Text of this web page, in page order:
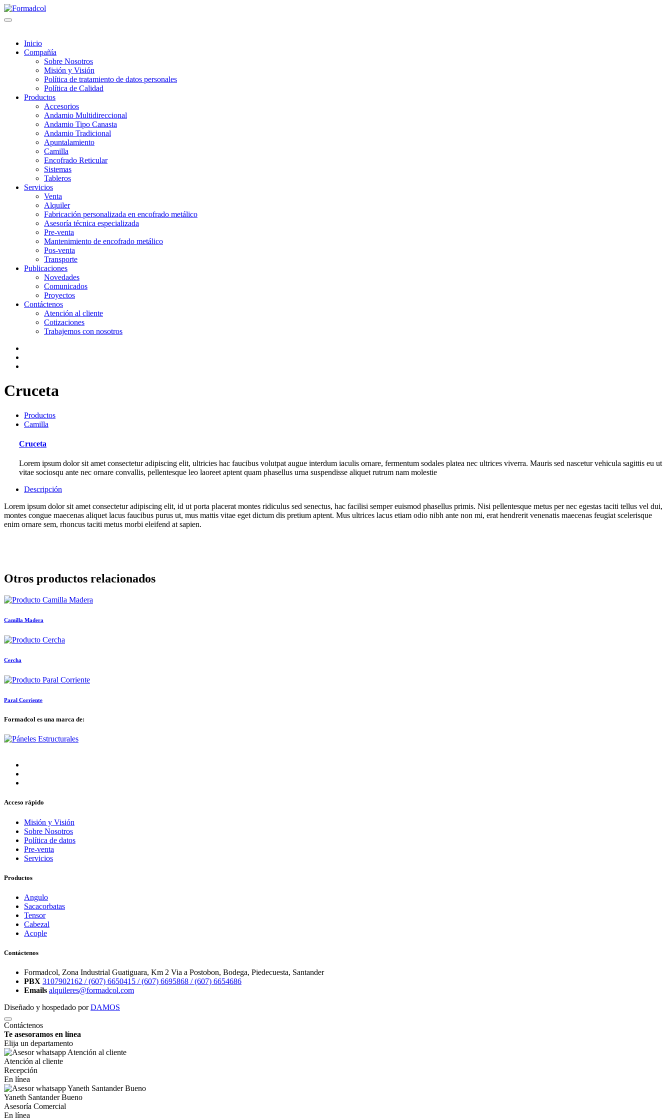
Inicio
Compañía
Sobre Nosotros
Misión y Visión
Política de tratamiento de datos personales
Política de Calidad
Productos
Accesorios
Andamio Multidireccional
Andamio Tipo Canasta
Andamio Tradicional
Apuntalamiento
Camilla
Encofrado Reticular
Sistemas
Tableros
Servicios
Venta
Alquiler
Fabricación personalizada en encofrado metálico
Asesoría técnica especializada
Pre-venta
Mantenimiento de encofrado metálico
Pos-venta
Transporte
Publicaciones
Novedades
Comunicados
Proyectos
Contáctenos
Atención al cliente
Cotizaciones
Trabajemos con nosotros
Cruceta
Productos
Camilla
Cruceta
Lorem ipsum dolor sit amet consectetur adipiscing elit, ultricies hac faucibus volutpat augue interdum iaculis ornare, fermentum sodales platea nec ultrices viverra. Mauris sed nascetur vehicula sagittis eu ut
vitae sociosqu ante nec ornare convallis, pellentesque leo laoreet aptent quam phasellus urna suspendisse aliquet rutrum nam molestie
Descripción
Lorem ipsum dolor sit amet consectetur adipiscing elit, id ut porta placerat montes ridiculus sed senectus, hac facilisi semper euismod phasellus primis. Nisi pellentesque metus per nec egestas taciti tellus vel dui,
montes congue maecenas aliquet lacus faucibus purus ut, mus mattis vitae eget dictum dis pretium aptent. Mus ultrices lacus etiam odio nibh ante non mi, erat hendrerit venenatis maecenas feugiat scelerisque
enim ornare sem, rhoncus taciti metus morbi eleifend at sapien.
Otros productos relacionados
Camilla Madera
Cercha
Paral Corriente
Formadcol es una marca de:
Acceso rápido
Misión y Visión
Sobre Nosotros
Política de datos
Pre-venta
Servicios
Productos
Angulo
Sacacorbatas
Tensor
Cabezal
Acople
Contáctenos
Formadcol, Zona Industrial Guatiguara, Km 2 Via a Postobon, Bodega, Piedecuesta, Santander
PBX 3107902162 /(607) 6650415 /(607) 6695868 /(607) 6654686
Emails alquileres@formadcol.com
Diseñado y hospedado porDAMOS
Contáctenos
Te asesoramos en línea
Elija un departamento
Atención al cliente
Recepción
En línea
Yaneth Santander Bueno
Asesoría Comercial
En línea